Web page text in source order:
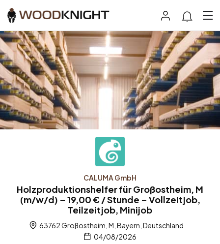
CALUMA GmbH
Holzproduktionshelfer für Großostheim, M
(m/w/d) – 19,00 € / Stunde – Vollzeitjob,
Teilzeitjob, Minijob
63762 Großostheim, M, Bayern, Deutschland
04/08/2026